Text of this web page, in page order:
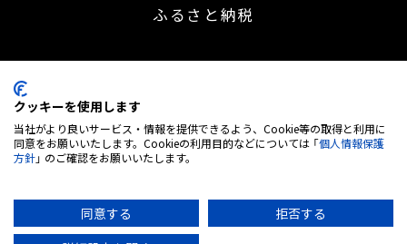
ふるさと納税
〒453-0041 名古屋市中村区本陣通 2 丁目 30 番地
052-414-5527
営業時間：9:00～18:30 | 定休日：日・祝日 (※土曜日不定休)
古物営業 愛知県公安委員会 第543850202700号
クッキーを使用します
当社がより良いサービス・情報を提供できるよう、Cookie等の取得と利用に
同意をお願いいたします。Cookieの利用目的などについては 「個人情報保護
方針」 のご確認をお願いいたします。
同意する
拒否する